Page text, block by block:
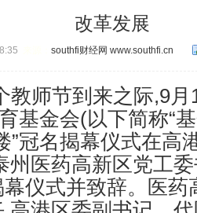
改革发展
southfi财经网 www.southfi.cn
教师节到来之际,9
基金会(以下简称“
”冠名揭幕仪式在高
州医药高新区党工
仪式并致辞。医药